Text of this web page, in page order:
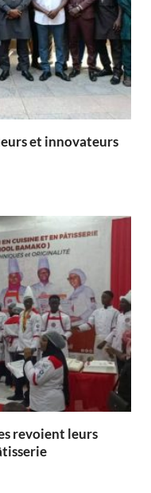
et innovateurs
revoient leurs